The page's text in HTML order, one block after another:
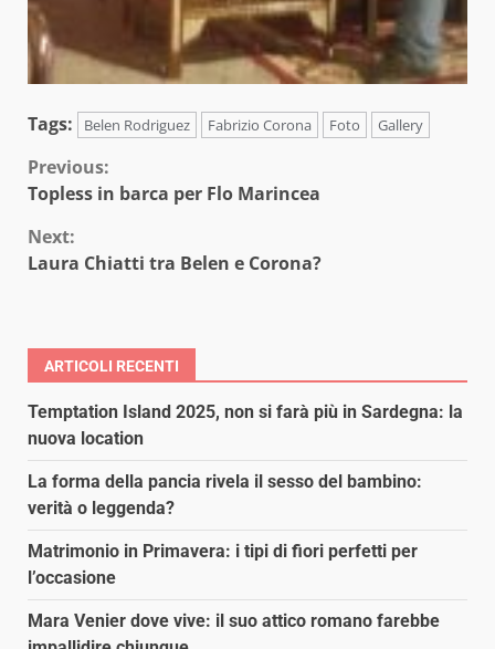
Tags: Belen Rodriguez Fabrizio Corona Foto Gallery
Continue
Reading
Previous:
Topless in barca per Flo Marincea
Next:
Laura Chiatti tra Belen e Corona?
ARTICOLI RECENTI
Temptation Island 2025, non si farà più in Sardegna: la
nuova location
La forma della pancia rivela il sesso del bambino:
verità o leggenda?
Matrimonio in Primavera: i tipi di fiori perfetti per
l’occasione
Mara Venier dove vive: il suo attico romano farebbe